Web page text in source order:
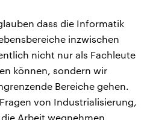
dass die Informatik
inzwischen
nicht nur als Fachleute
können, sondern wir
Bereiche gehen.
von Industrialisierung,
Arbeit wegnehmen